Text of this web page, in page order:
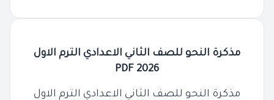
مذكرة النحو للصف الثاني الاعدادي الترم الاول
2026 PDF
مذكرة النحو للصف الثاني الاعدادي الترم الاول